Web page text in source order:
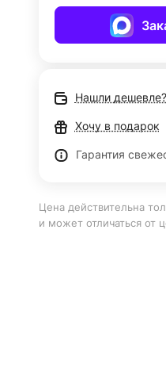
Нашли дешевле?
Хочу в подарок
Гарантия
Цена действительна
и может отличаться от